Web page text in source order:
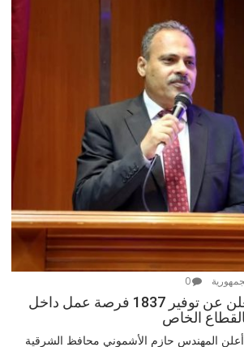
0
محافظ الشرقية:يعلن عن توفير 1837 فرصة عمل داخل
المهندس حازم الأشموني محافظ الشرقية